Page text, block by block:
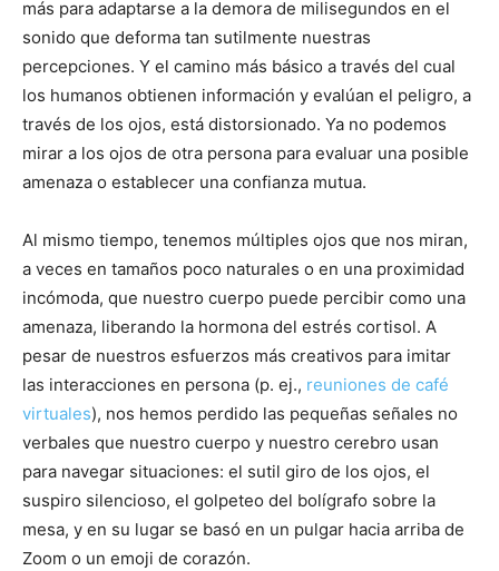
más para adaptarse a la demora de milisegundos en el
sonido que deforma tan sutilmente nuestras
percepciones. Y el camino más básico a través del cual
los humanos obtienen información y evalúan el peligro, a
través de los ojos, está distorsionado. Ya no podemos
mirar a los ojos de otra persona para evaluar una posible
amenaza o establecer una confianza mutua.
Al mismo tiempo, tenemos múltiples ojos que nos miran,
a veces en tamaños poco naturales o en una proximidad
incómoda, que nuestro cuerpo puede percibir como una
amenaza, liberando la hormona del estrés cortisol. A
pesar de nuestros esfuerzos más creativos para imitar
las interacciones en persona (p. ej., reuniones de café
virtuales), nos hemos perdido las pequeñas señales no
verbales que nuestro cuerpo y nuestro cerebro usan
para navegar situaciones: el sutil giro de los ojos, el
suspiro silencioso, el golpeteo del bolígrafo sobre la
mesa, y en su lugar se basó en un pulgar hacia arriba de
Zoom o un emoji de corazón.